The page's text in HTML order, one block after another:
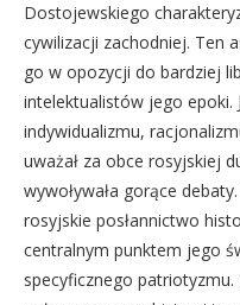
Dostojewskiego
cywilizacji zachodniej. Ten
go w opozycji do bardziej
intelektualistów jego epoki.
indywidualizmu,
uważał za obce rosyjskiej
wywoływała gorące
rosyjskie posłannictwo
centralnym punktem jego
specyficznego